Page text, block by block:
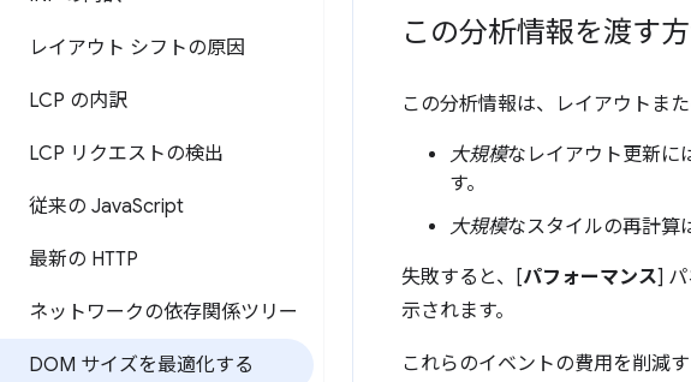
レイアウト シフトの原因
LCP の内訳
LCP リクエストの検出
従来の JavaScript
最新の HTTP
ネットワークの依存関係ツリー
DOM サイズを最適化する
この分析情報を渡す
この分析情報は、レイアウトま
大規模なレイアウト更新に
す。
大規模なスタイルの再計算
失敗すると、[パフォーマンス]
示されます。
これらのイベントの費用を削減